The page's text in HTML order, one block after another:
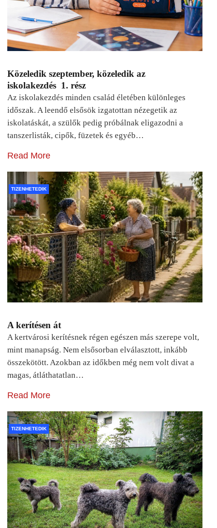
Közeledik szeptember, közeledik az
iskolakezdés 1. rész
Az iskolakezdés minden család életében különleges
időszak. A leendő elsősök izgatottan nézegetik az
iskolatáskát, a szülők pedig próbálnak eligazodni a
tanszerlisták, cipők, füzetek és egyéb…
Read More
TIZENHETEDIK
A kerítésen át
A kertvárosi kerítésnek régen egészen más szerepe volt,
mint manapság. Nem elsősorban elválasztott, inkább
összekötött. Azokban az időkben még nem volt divat a
magas, átláthatatlan…
Read More
TIZENHETEDIK